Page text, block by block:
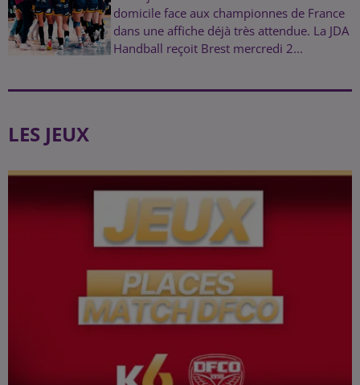
domicile face aux championnes de France
dans une affiche déjà très attendue. La JDA
Handball reçoit Brest mercredi 2...
LES JEUX